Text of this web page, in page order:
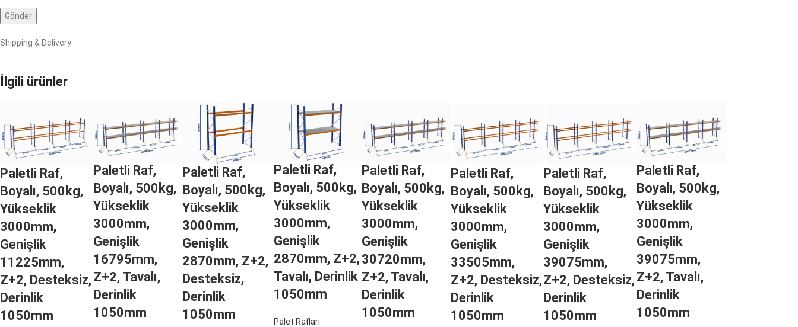
Shipping & Delivery
İlgili ürünler
Paletli Raf,
Boyalı, 500kg,
Yükseklik
3000mm,
Genişlik
11225mm,
Z+2, Desteksiz,
Derinlik
1050mm
Paletli Raf,
Boyalı, 500kg,
Yükseklik
3000mm,
Genişlik
16795mm,
Z+2, Tavalı,
Derinlik
1050mm
Paletli Raf,
Boyalı, 500kg,
Yükseklik
3000mm,
Genişlik
2870mm, Z+2,
Desteksiz,
Derinlik
1050mm
Paletli Raf,
Boyalı, 500kg,
Yükseklik
3000mm,
Genişlik
2870mm, Z+2,
Tavalı, Derinlik
1050mm
Palet Rafları
Paletli Raf,
Boyalı, 500kg,
Yükseklik
3000mm,
Genişlik
30720mm,
Z+2, Tavalı,
Derinlik
1050mm
Paletli Raf,
Boyalı, 500kg,
Yükseklik
3000mm,
Genişlik
33505mm,
Z+2, Desteksiz,
Derinlik
1050mm
Paletli Raf,
Boyalı, 500kg,
Yükseklik
3000mm,
Genişlik
39075mm,
Z+2, Desteksiz,
Derinlik
1050mm
Paletli Raf,
Boyalı, 500kg,
Yükseklik
3000mm,
Genişlik
39075mm,
Z+2, Tavalı,
Derinlik
1050mm